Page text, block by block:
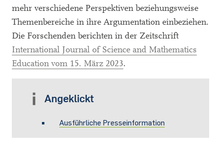
mehr verschiedene Perspektiven beziehungsweise
Themenbereiche in ihre Argumentation einbeziehen.
Die Forschenden berichten in der Zeitschrift
International Journal of Science and Mathematics
Education vom 15. März 2023.
Angeklickt
Ausführliche Presseinformation